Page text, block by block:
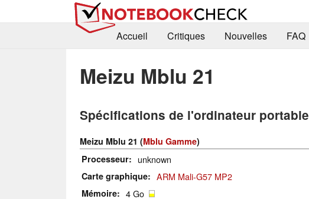
Accueil
Critiques Nouvelles FAQ
Meizu Mblu 21
Spécifications de l'ordinateur portable
Meizu Mblu 21 (Mblu Gamme)
Processeur
unknown
Carte graphique ARM Mali-G57 MP2
Mémoire 4 Go